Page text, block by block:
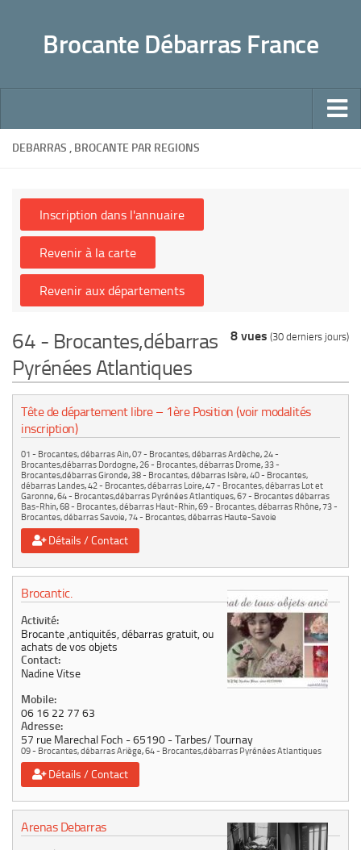
Brocante Débarras France
Accueil
Pratique
Déchetteries
Dons, Associations caritatives
Succession mode d’emploi
Faites-le vous même !
Le marché du mobilier d’occasion
Contact
DEBARRAS , BROCANTE PAR REGIONS
8 vues (30 derniers jours)
64 - Brocantes,débarras
Pyrénées Atlantiques
Tête de département libre – 1ère Position (voir modalités
inscription)
01 - Brocantes, débarras Ain,07 - Brocantes, débarras Ardèche,24 -
Brocantes,débarras Dordogne,26 - Brocantes, débarras Drome,33 -
Brocantes,débarras Gironde,38 - Brocantes, débarras Isère,40 - Brocantes,
débarras Landes,42 - Brocantes, débarras Loire,47 - Brocantes, débarras Lot et
Garonne,64 - Brocantes,débarras Pyrénées Atlantiques,67 - Brocantes débarras
Bas-Rhin,68 - Brocantes, débarras Haut-Rhin,69 - Brocantes, débarras Rhône,73 -
Brocantes, débarras Savoie,74 - Brocantes, débarras Haute-Savoie
Détails / Contact
Brocantic.
Activité:
Brocante ,antiquités, débarras gratuit, ou
achats de vos objets
Contact:
Nadine Vitse
Mobile:
06 16 22 77 63
Adresse:
57 rue Marechal Foch 65190 Tarbes/ Tournay
09 - Brocantes, débarras Ariège,64 - Brocantes,débarras Pyrénées Atlantiques
Détails / Contact
Arenas Debarras